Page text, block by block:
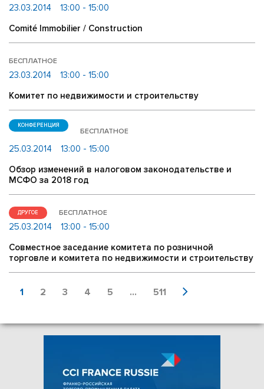
23.03.2014
13:00 - 15:00
Comité Immobilier / Construction
БЕСПЛАТНОЕ
23.03.2014
13:00 - 15:00
Комитет по недвижимости и строительству
КОНФЕРЕНЦИЯ
БЕСПЛАТНОЕ
25.03.2014
13:00 - 15:00
Обзор изменений в налоговом законодательстве и
МСФО за 2018 год
ДРУГОЕ БЕСПЛАТНОЕ
25.03.2014
13:00 - 15:00
Совместное заседание комитета по розничной
торговле и комитета по недвижимости и строительству
1 2 3 4 5 ... 511